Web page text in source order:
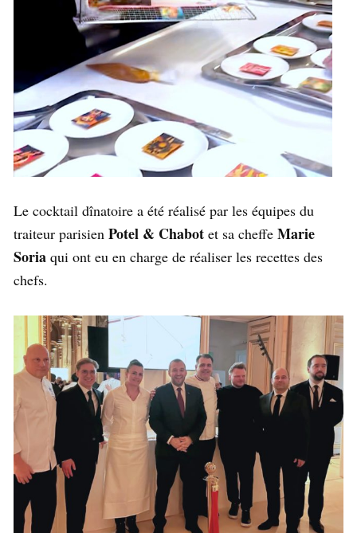
Le cocktail dînatoire a été réalisé par les équipes du
traiteur parisien Potel & Chabot et sa cheffe Marie
Soria qui ont eu en charge de réaliser les recettes des
chefs.